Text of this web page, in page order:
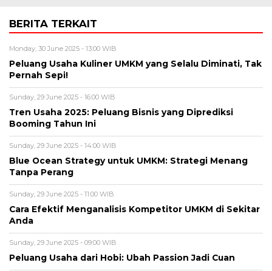
BERITA TERKAIT
Monday, 30 June 2025 - 13:00 WIB
Peluang Usaha Kuliner UMKM yang Selalu Diminati, Tak
Pernah Sepi!
Sunday, 29 June 2025 - 16:00 WIB
Tren Usaha 2025: Peluang Bisnis yang Diprediksi
Booming Tahun Ini
Sunday, 29 June 2025 - 14:00 WIB
Blue Ocean Strategy untuk UMKM: Strategi Menang
Tanpa Perang
Sunday, 29 June 2025 - 11:00 WIB
Cara Efektif Menganalisis Kompetitor UMKM di Sekitar
Anda
Sunday, 29 June 2025 - 09:00 WIB
Peluang Usaha dari Hobi: Ubah Passion Jadi Cuan